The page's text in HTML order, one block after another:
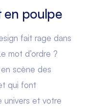
en poulpe
fait rage dans
mot d’ordre ?
scène des
qui font
univers et votre